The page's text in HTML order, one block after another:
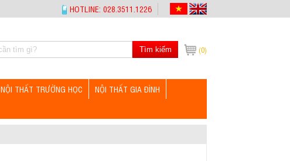
HOTLINE: 028.3511.1226
(0)
Tìm kiếm
NỘI THẤT TRƯỜNG HỌC
NỘI THẤT GIA ĐÌNH